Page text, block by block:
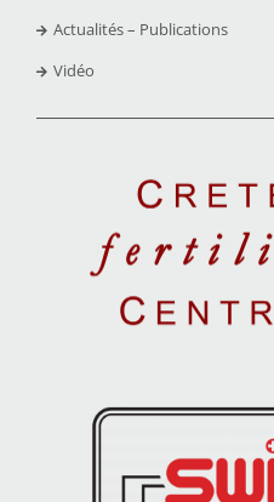
Actualités – Publications
Vidéo